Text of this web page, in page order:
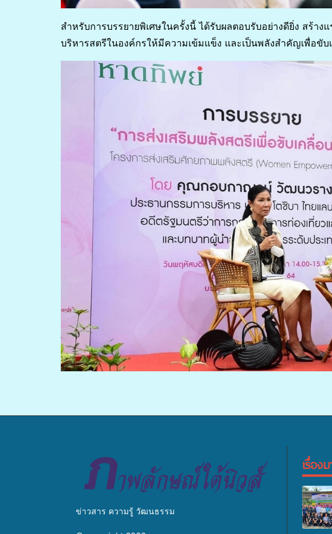
สำหรับการบรรยายพิเศษในครั้งนี้ ได้รับผลตอบรับอย่างดียิ่ง สร้าง
บริหารสตรีในองค์กรให้มีความเข้มแข็ง และเป็นพลังสำคัญเพื่อขั
ข่าวสาร ความรู้ วัฒนธรรม
เรื่อง